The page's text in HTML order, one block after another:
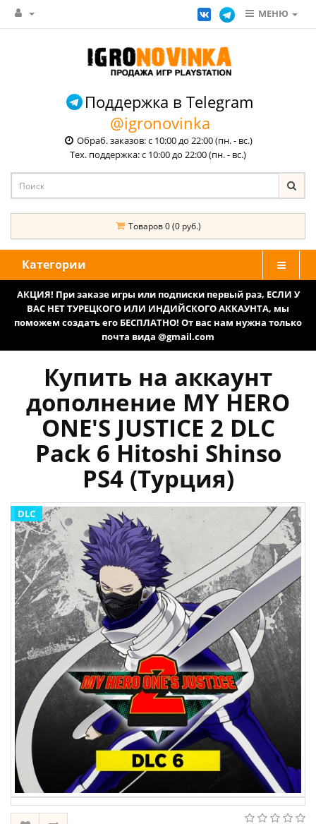
МЕНЮ
Поддержка в Telegram
@igronovinka
Обраб. заказов: с 10:00 до 22:00 (пн. - вс.)
Тех. поддержка: с 10:00 до 22:00 (пн. - вс.)
Товаров 0 (0 руб.)
Категории
АКЦИЯ! При заказе игры или подписки первый раз, ЕСЛИ У
ВАС НЕТ ТУРЕЦКОГО ИЛИ ИНДИЙСКОГО АККАУНТА, мы
поможем создать его БЕСПЛАТНО! От вас нам нужна только
почта вида @gmail.com
Купить на аккаунт
дополнение MY HERO
ONE'S JUSTICE 2 DLC
Pack 6 Hitoshi Shinso
PS4 (Турция)
DLC